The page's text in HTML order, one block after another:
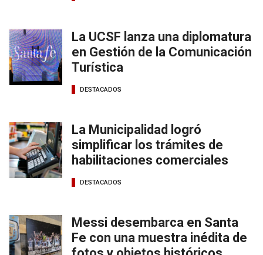
La UCSF lanza una diplomatura
en Gestión de la Comunicación
Turística
DESTACADOS
La Municipalidad logró
simplificar los trámites de
habilitaciones comerciales
DESTACADOS
Messi desembarca en Santa
Fe con una muestra inédita de